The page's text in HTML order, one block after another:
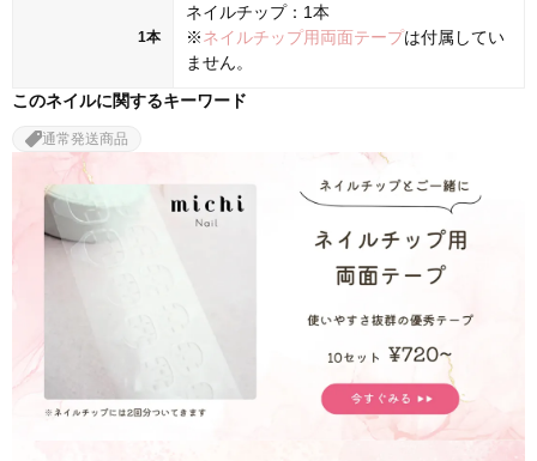
1本
ネイルチップ：1本
※ネイルチップ用両面テープは付属してい
ません。
このネイルに関するキーワード
通常発送商品